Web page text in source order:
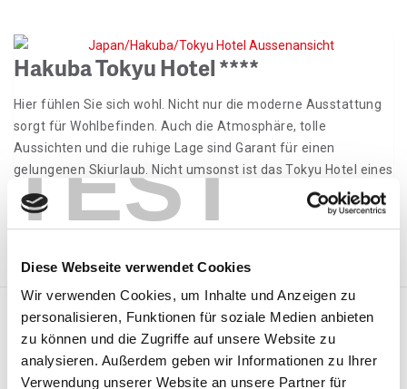
TEST
Diese Webseite verwendet Cookies
Wir verwenden Cookies, um Inhalte und Anzeigen zu
personalisieren, Funktionen für soziale Medien anbieten
zu können und die Zugriffe auf unsere Website zu
analysieren. Außerdem geben wir Informationen zu Ihrer
Verwendung unserer Website an unsere Partner für
Hakuba Tokyu Hotel ****
Hier fühlen Sie sich wohl. Nicht nur die moderne Ausstattung
sorgt für Wohlbefinden. Auch die Atmosphäre, tolle
Aussichten und die ruhige Lage sind Garant für einen
gelungenen Skiurlaub. Nicht umsonst ist das Tokyu Hotel eines
der führenden Hotels in Hakuba. Nur wenige Minuten von den
Skipisten entfernt, bietet dieses komfortable Hotel die
AUSWÄHLEN